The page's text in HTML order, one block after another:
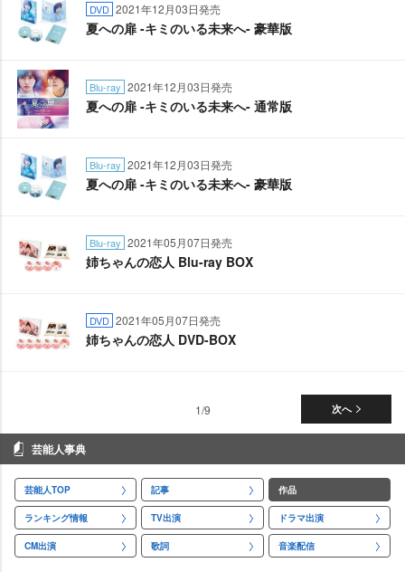
DVD 2021年12月03日発売
夏への扉 -キミのいる未来へ- 豪華版
Blu-ray 2021年12月03日発売
夏への扉 -キミのいる未来へ- 通常版
Blu-ray 2021年12月03日発売
夏への扉 -キミのいる未来へ- 豪華版
Blu-ray 2021年05月07日発売
姉ちゃんの恋人 Blu-ray BOX
DVD 2021年05月07日発売
姉ちゃんの恋人 DVD-BOX
次へ
1/9
芸能人事典
芸能人TOP 記事 作品
ランキング情報 TV出演 ドラマ出演
CM出演 歌詞 音楽配信